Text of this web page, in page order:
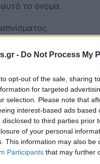
- Do Not Process My
opt-out of the sale, sharing
for targeted
selection. Please note that
interest-based ads
disclosed to third parties prior
of your personal
This information may also
Participants that may further
το όνομα.